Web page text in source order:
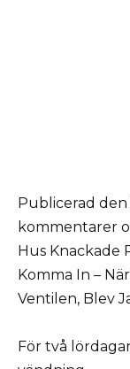
Publicerad den
kommentarer
Hus Knackade
Komma In –
Ventilen, Blev
För två